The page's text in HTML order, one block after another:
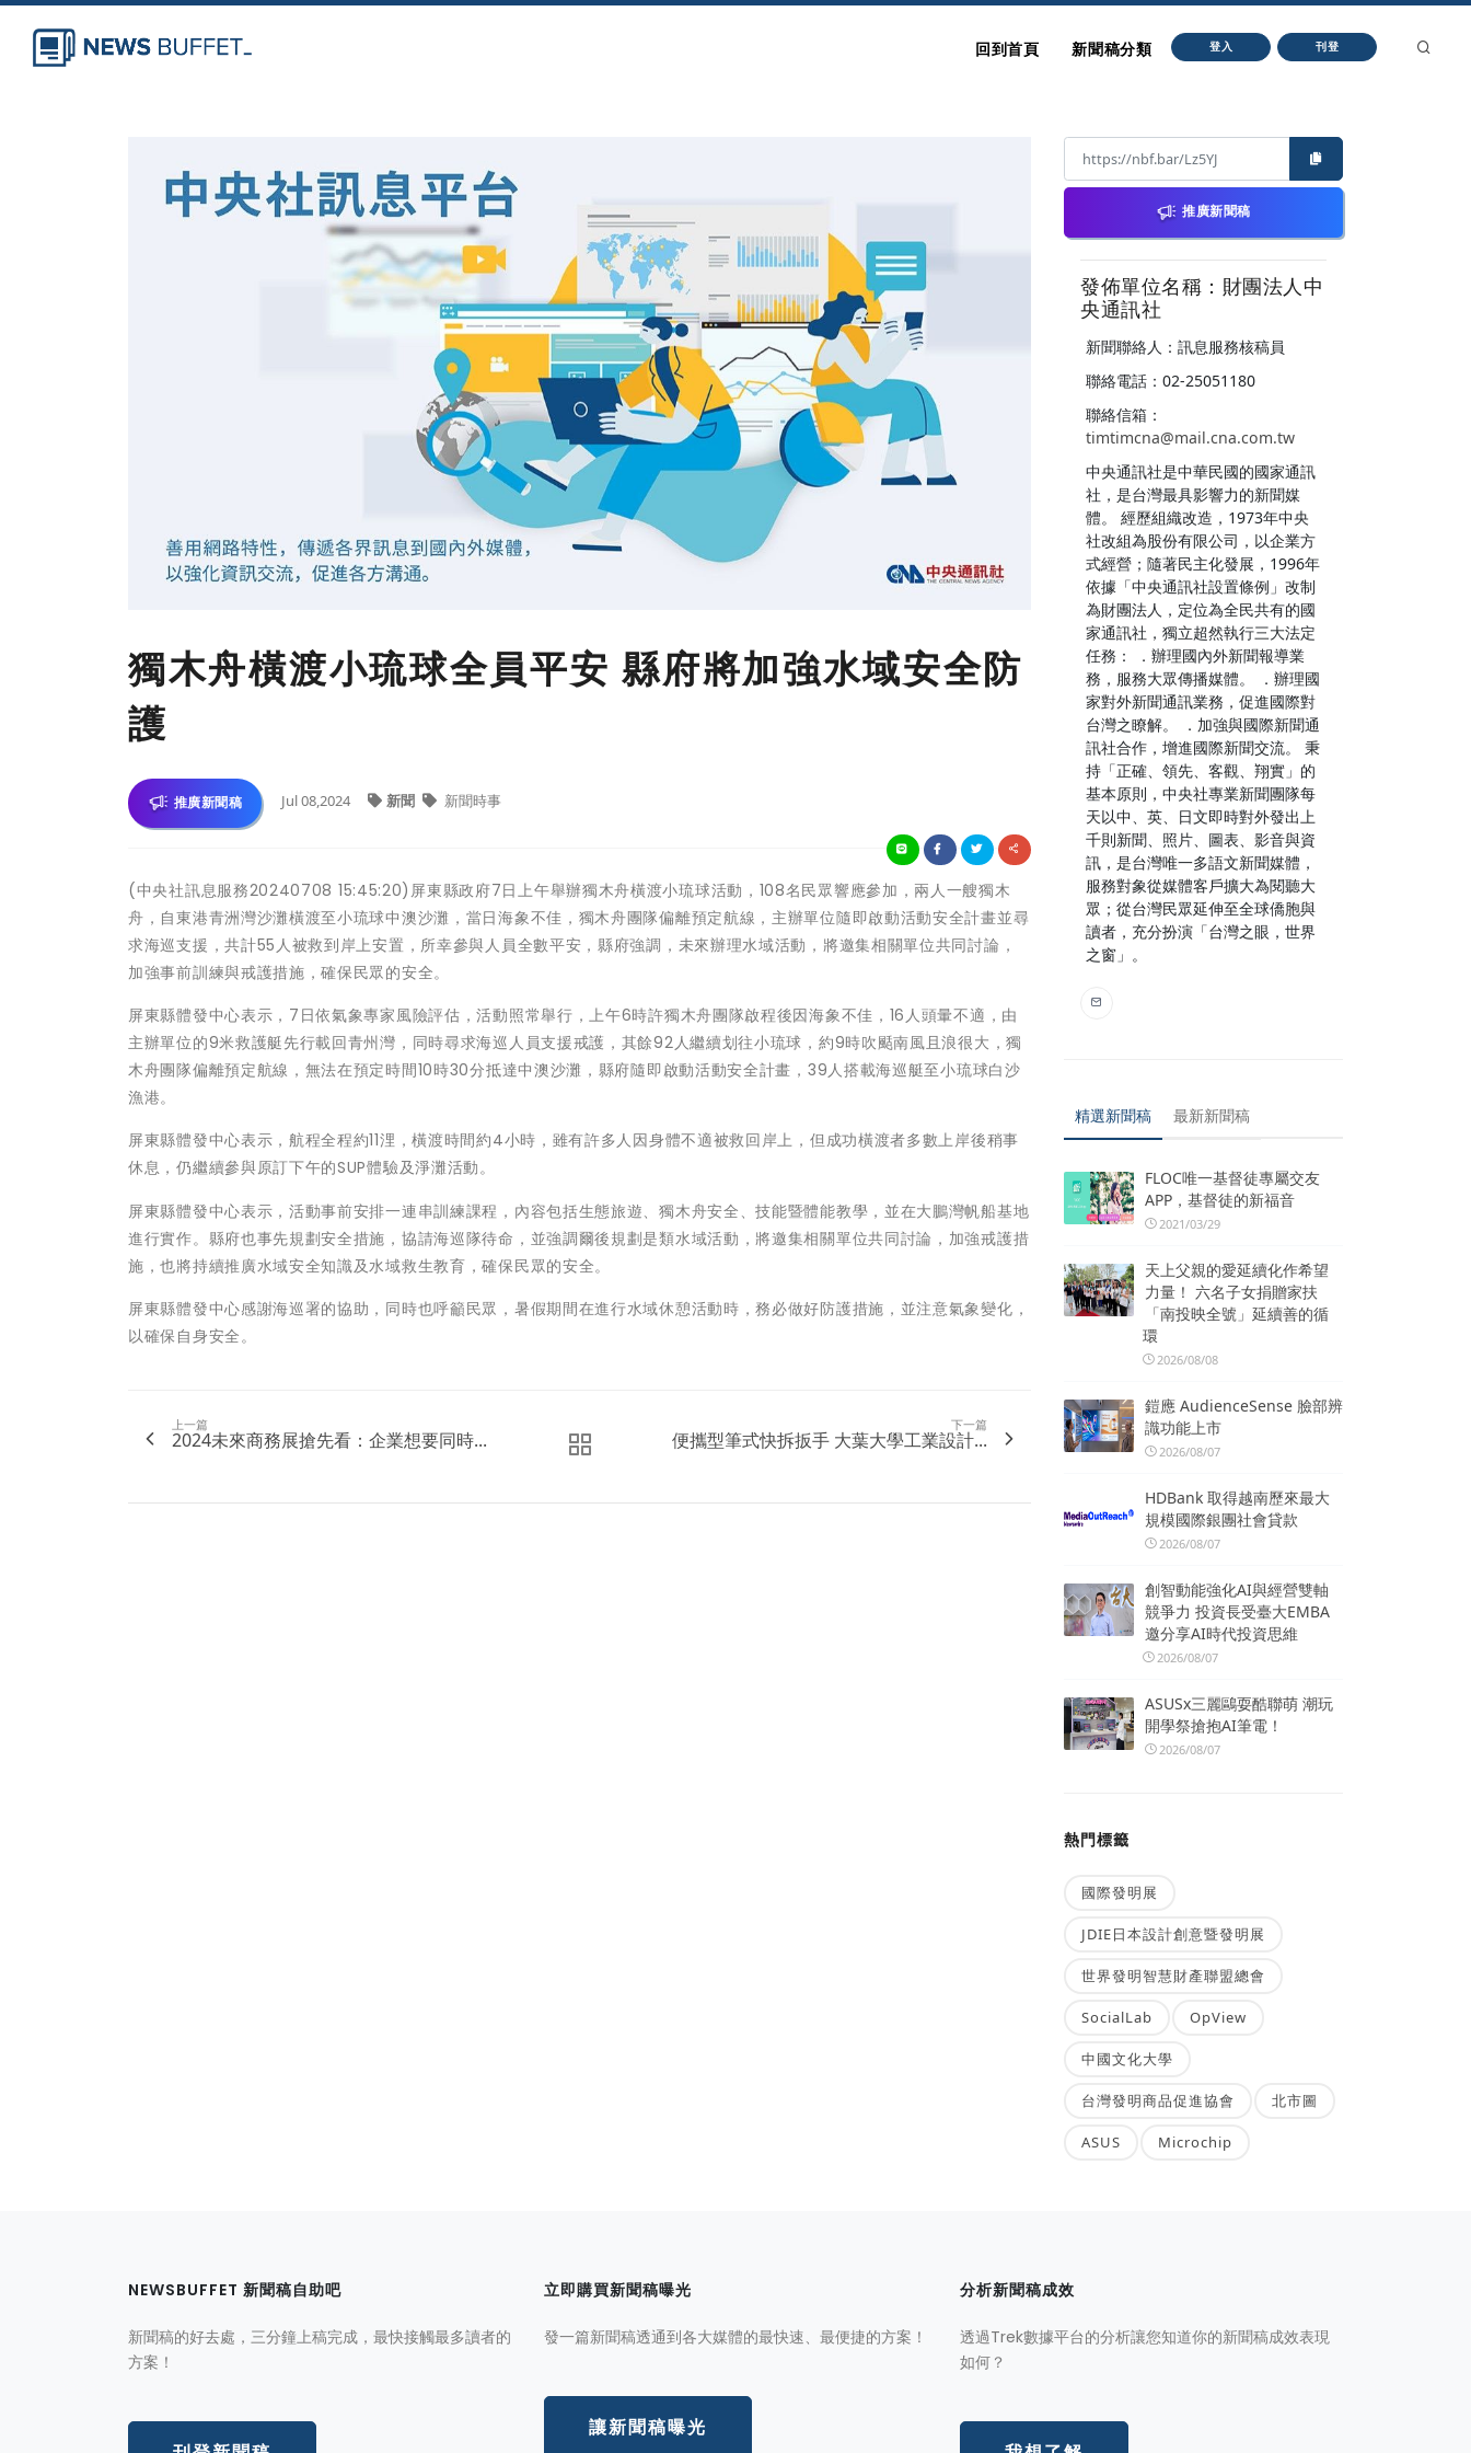
回到首頁 新聞稿分類 登入 刊登
獨木舟橫渡小琉球全員平安 縣府將加強水域安全防
護
推廣新聞稿 Jul 08,2024 新聞 新聞時事
(中央社訊息服務20240708 15:45:20)屏東縣政府7日上午舉辦獨木舟橫渡小琉球活動，108名民眾響應參加，兩人一艘獨木
舟，自東港青洲灣沙灘橫渡至小琉球中澳沙灘，當日海象不佳，獨木舟團隊偏離預定航線，主辦單位隨即啟動活動安全計畫並尋
求海巡支援，共計55人被救到岸上安置，所幸參與人員全數平安，縣府強調，未來辦理水域活動，將邀集相關單位共同討論，
加強事前訓練與戒護措施，確保民眾的安全。
屏東縣體發中心表示，7日依氣象專家風險評估，活動照常舉行，上午6時許獨木舟團隊啟程後因海象不佳，16人頭暈不適，由
主辦單位的9米救護艇先行載回青州灣，同時尋求海巡人員支援戒護，其餘92人繼續划往小琉球，約9時吹颳南風且浪很大，獨
木舟團隊偏離預定航線，無法在預定時間10時30分抵達中澳沙灘，縣府隨即啟動活動安全計畫，39人搭載海巡艇至小琉球白沙
漁港。
屏東縣體發中心表示，航程全程約11浬，橫渡時間約4小時，雖有許多人因身體不適被救回岸上，但成功橫渡者多數上岸後稍事
休息，仍繼續參與原訂下午的SUP體驗及淨灘活動。
屏東縣體發中心表示，活動事前安排一連串訓練課程，內容包括生態旅遊、獨木舟安全、技能暨體能教學，並在大鵬灣帆船基地
進行實作。縣府也事先規劃安全措施，協請海巡隊待命，並強調爾後規劃是類水域活動，將邀集相關單位共同討論，加強戒護措
施，也將持續推廣水域安全知識及水域救生教育，確保民眾的安全。
屏東縣體發中心感謝海巡署的協助，同時也呼籲民眾，暑假期間在進行水域休憩活動時，務必做好防護措施，並注意氣象變化，
以確保自身安全。
上一篇
2024未來商務展搶先看：企業想要同時...
下一篇
便攜型筆式快拆扳手 大葉大學工業設計...
推廣新聞稿
發佈單位名稱：財團法人中
央通訊社
新聞聯絡人：訊息服務核稿員
聯絡電話：02-25051180
聯絡信箱：
timtimcna@mail.cna.com.tw
中央通訊社是中華民國的國家通訊
社，是台灣最具影響力的新聞媒
體。 經歷組織改造，1973年中央
社改組為股份有限公司，以企業方
式經營；隨著民主化發展，1996年
依據「中央通訊社設置條例」改制
為財團法人，定位為全民共有的國
家通訊社，獨立超然執行三大法定
任務： ．辦理國內外新聞報導業
務，服務大眾傳播媒體。 ．辦理國
家對外新聞通訊業務，促進國際對
台灣之瞭解。 ．加強與國際新聞通
訊社合作，增進國際新聞交流。 秉
持「正確、領先、客觀、翔實」的
基本原則，中央社專業新聞團隊每
天以中、英、日文即時對外發出上
千則新聞、照片、圖表、影音與資
訊，是台灣唯一多語文新聞媒體，
服務對象從媒體客戶擴大為閱聽大
眾；從台灣民眾延伸至全球僑胞與
讀者，充分扮演「台灣之眼，世界
之窗」。
精選新聞稿 最新新聞稿
FLOC唯一基督徒專屬交友
APP，基督徒的新福音
2021/03/29
天上父親的愛延續化作希望
力量！ 六名子女捐贈家扶
「南投映全號」延續善的循
環
2026/08/08
鎧應 AudienceSense 臉部辨
識功能上市
2026/08/07
HDBank 取得越南歷來最大
規模國際銀團社會貸款
2026/08/07
創智動能強化AI與經營雙軸
競爭力 投資長受臺大EMBA
邀分享AI時代投資思維
2026/08/07
ASUSx三麗鷗耍酷聯萌 潮玩
開學祭搶抱AI筆電！
2026/08/07
熱門標籤
國際發明展
JDIE日本設計創意暨發明展
世界發明智慧財產聯盟總會
SocialLab OpView
中國文化大學
台灣發明商品促進協會 北市圖
ASUS Microchip
NEWSBUFFET 新聞稿自助吧
新聞稿的好去處，三分鐘上稿完成，最快接觸最多讀者的
方案！
立即購買新聞稿曝光
發一篇新聞稿透通到各大媒體的最快速、最便捷的方案！
讓新聞稿曝光
分析新聞稿成效
透過Trek數據平台的分析讓您知道你的新聞稿成效表現
如何？